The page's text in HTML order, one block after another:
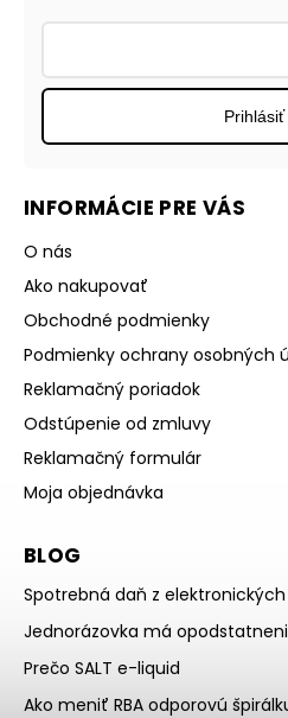
INFORMÁCIE PRE VÁS
O nás
Ako nakupovať
Obchodné podmienky
Podmienky ochrany osobných
Reklamačný poriadok
Odstúpenie od zmluvy
Reklamačný formulár
Moja objednávka
BLOG
Spotrebná daň z
Jednorázovka má
Prečo SALT e-liquid
Ako meniť RBA odporovú
Prihlásiť